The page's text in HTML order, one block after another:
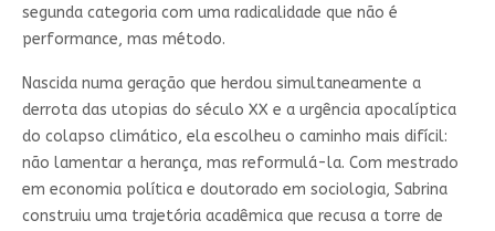
segunda categoria com uma radicalidade que não é
performance, mas método.
Nascida numa geração que herdou simultaneamente a
derrota das utopias do século XX e a urgência apocalíptica
do colapso climático, ela escolheu o caminho mais difícil:
não lamentar a herança, mas reformulá-la. Com mestrado
em economia política e doutorado em sociologia, Sabrina
construiu uma trajetória acadêmica que recusa a torre de